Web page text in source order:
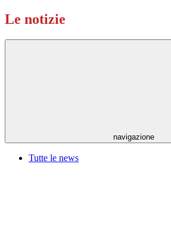
Le notizie
navigazione
Tutte le news